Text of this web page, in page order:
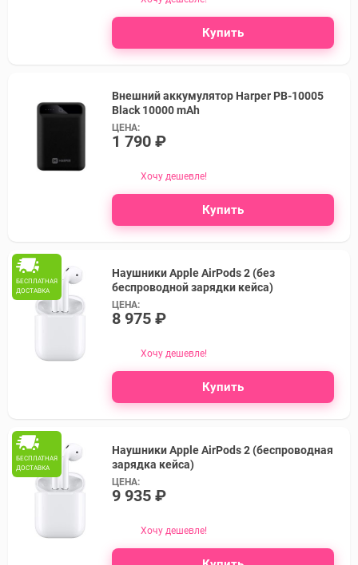
Купить
Внешний аккумулятор Harper PB-10005
Black 10000 mAh
ЦЕНА:
1 790 ₽
Хочу дешевле!
Купить
БЕСПЛАТНАЯ
ДОСТАВКА
Наушники Apple AirPods 2 (без
беспроводной зарядки кейса)
ЦЕНА:
8 975 ₽
Хочу дешевле!
Купить
БЕСПЛАТНАЯ
ДОСТАВКА
Наушники Apple AirPods 2 (беспроводная
зарядка кейса)
ЦЕНА:
9 935 ₽
Хочу дешевле!